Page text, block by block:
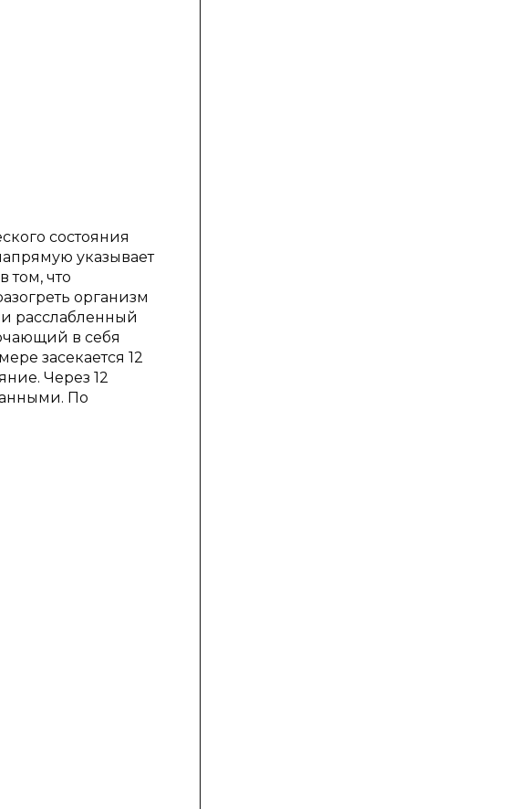
состояния
указывает
том, что
организм
и расслабленный
в себя
засекается 12
Через 12
По